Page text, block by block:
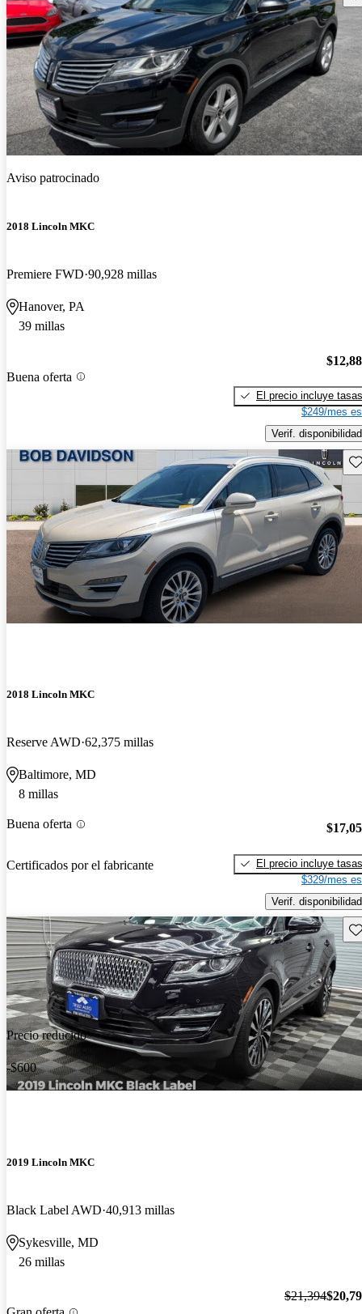
Aviso patrocinado
2018 Lincoln MKC
Premiere FWD 90,928 millas
Hanover, PA
39 millas
Buena oferta
El precio incluye tasas
$249/mes
Verif. disponibilidad
2018 Lincoln MKC
Reserve AWD 62,375 millas
Baltimore, MD
8 millas
Buena oferta
Certificados por el fabricante
El precio incluye tasas
$329/mes
Verif. disponibilidad
Precio reducido
-$600
2019 Lincoln MKC
Black Label AWD 40,913 millas
Sykesville, MD
26 millas
$21,394